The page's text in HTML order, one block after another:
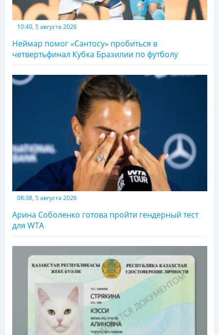
10:40, 5 августа 2026
Неймар помог «Сантосу» пробиться в
четвертьфинал Кубка Бразилии по футболу
08:38, 5 августа 2026
Арина Соболенко готова пройти гендерный тест
для WTA